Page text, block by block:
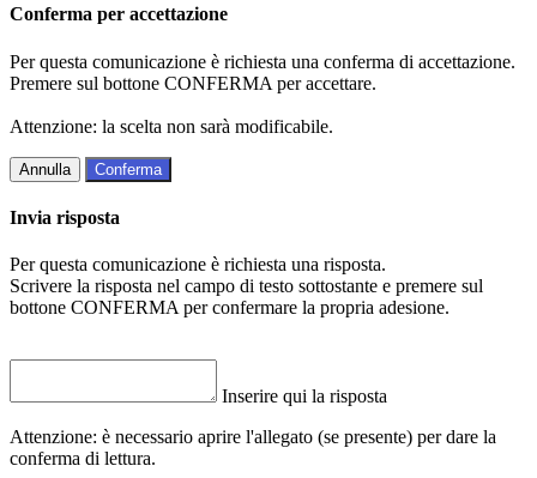
Conferma per accettazione
Per questa comunicazione è richiesta una conferma di accettazione.
Premere sul bottone CONFERMA per accettare.
Attenzione: la scelta non sarà modificabile.
Annulla Conferma
Invia risposta
Per questa comunicazione è richiesta una risposta.
Scrivere la risposta nel campo di testo sottostante e premere sul
bottone CONFERMA per confermare la propria adesione.
Inserire qui la risposta
Attenzione: è necessario aprire l'allegato (se presente) per dare la
conferma di lettura.